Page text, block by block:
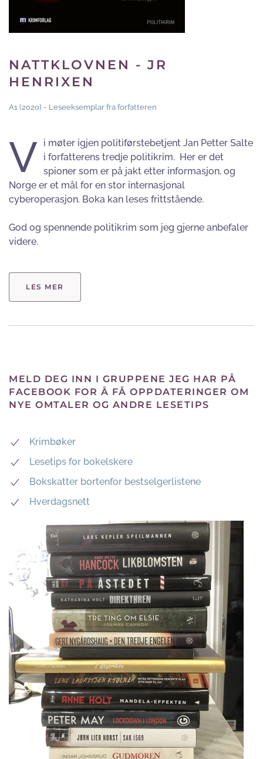
NATTKLOVNEN - JR
HENRIXEN
A1 (2020) - Leseeksemplar fra forfatteren
V
i møter igjen politiførstebetjent Jan Petter Salte
i forfatterens tredje politikrim. Her er det
spioner som er på jakt etter informasjon, og
Norge er et mål for en stor internasjonal
cyberoperasjon. Boka kan leses frittstående.
God og spennende politikrim som jeg gjerne anbefaler
videre.
LES MER
MELD DEG INN I GRUPPENE JEG HAR PÅ
FACEBOOK FOR Å FÅ OPPDATERINGER OM
NYE OMTALER OG ANDRE LESETIPS
Krimbøker
Lesetips for bokelskere
Bokskatter bortenfor bestselgerlistene
Hverdagsnett